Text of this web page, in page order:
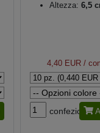
Altezza: 6,5
4,40 EUR/
confezione